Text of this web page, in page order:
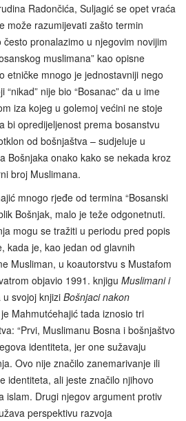
Radončića, Suljagić se opet vraća
može razumijevati zašto termin
često pronalazimo u njegovim novijim
muslimana” kao opisne
etničke mnogo je jednostavniji nego
nije bio “Bosanac” da u ime
iza kojeg u golemoj većini ne stoje
bi opredijeljenost prema bosanstvu
od bošnjaštva – sudjeluje u
Bošnjaka onako kako se nekada kroz
broj Muslimana.
mnogo rjeđe od termina “Bosanski
Bošnjak, malo je teže odgonetnuti.
mogu se tražiti u periodu pred popis
kada je, kao jedan od glavnih
Musliman, u koautorstvu s Mustafom
objavio 1991. knjigu Muslimani i
svojoj knjiziBošnjaci nakon
Mahmutćehajić tada iznosio tri
“Prvi, Muslimanu Bosna i bošnjaštvo
identiteta, jer one sužavaju
Ovo nije značilo zanemarivanje ili
identiteta, ali jeste značilo njihovo
islam. Drugi njegov argument protiv
perspektivu razvoja